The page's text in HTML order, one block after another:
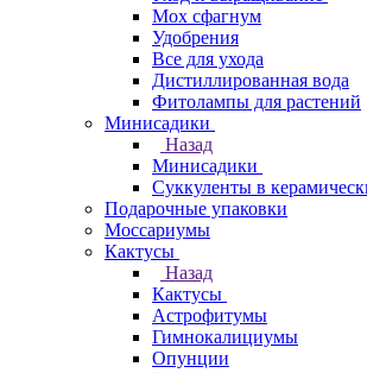
Мох сфагнум
Удобрения
Все для ухода
Дистиллированная вода
Фитолампы для растений
Минисадики
Назад
Минисадики
Суккуленты в
Подарочные упаковки
Моссариумы
Кактусы
Назад
Кактусы
Астрофитумы
Гимнокалициумы
Опунции